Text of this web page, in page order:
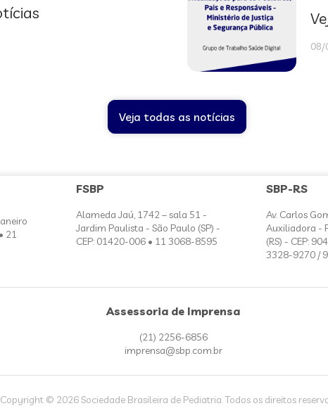
08/
Veja todas as notícias
21
FSBP
Alameda Jaú, 1742 – sala 51 -
Jardim Paulista - São Paulo (SP) -
CEP: 01420-006 • 11 3068-8595
SBP-RS
Av. Carlos
Auxiliadora -
(RS) - CEP:
3328-9270 /
Assessoria de Imprensa
(21) 2256-6856
imprensa@sbp.com.br
Copyright © 2026 Sociedade Brasileira de Pediatria. Todos os direitos